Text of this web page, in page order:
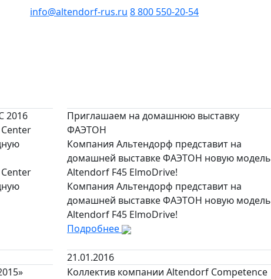
info@altendorf-rus.ru 8 800 550-20-54
2016
Приглашаем на домашнюю выставку
ФАЭТОН
Компания Альтендорф представит на
домашней выставке ФАЭТОН новую модель
Altendorf F45 ElmoDrive!
Компания Альтендорф представит на
домашней выставке ФАЭТОН новую модель
Altendorf F45 ElmoDrive!
Подробнее
21.01.2016
Коллектив компании Altendorf Competence